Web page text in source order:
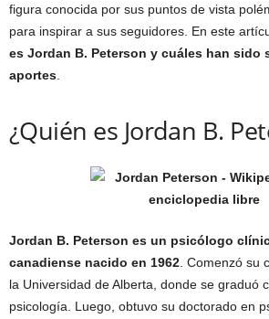
figura conocida por sus puntos de vista
para inspirar a sus seguidores. En este
es Jordan B. Peterson y cuáles han sido
aportes
¿Quién es Jordan B.
Jordan B. Peterson es un psicólogo
canadiense nacido en 1962 . Comenzó su
la Universidad de Alberta, donde se graduó
psicología. Luego, obtuvo su doctorado en